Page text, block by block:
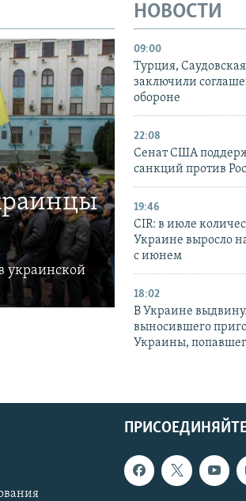
украинской
НОВОСТИ
09:00
Турция,
заключили
обороне
22:08
Сенат США
санкций против
19:46
CIR: в июле
Украине выросло
с июнем
18:02
В Украине
выносившего
Украины,